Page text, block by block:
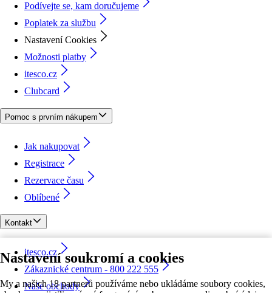
Nastavení soukromí a cookies
My a našich 18 partnerů používáme nebo ukládáme soubory cookies,
Podívejte se, kam doručujeme
Poplatek za službu
Nastavení Cookies
Možnosti platby
itesco.cz
Clubcard
Pomoc s prvním nákupem
Jak nakupovat
Registrace
Rezervace času
Oblíbené
Kontakt
itesco.cz
Zákaznické centrum - 800 222 555
Naše obchody